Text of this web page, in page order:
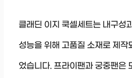
클래딘 이지 쿡셀세트는 내구성
성능을 위해 고품질 소재로 제작
었습니다. 프라이팬과 궁중팬은